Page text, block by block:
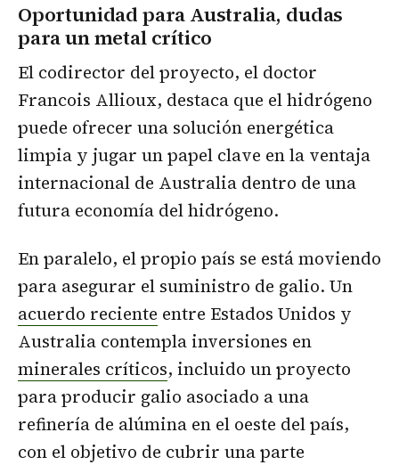
Oportunidad para Australia, dudas
para un metal crítico
El codirector del proyecto, el doctor
Francois Allioux, destaca que el hidrógeno
puede ofrecer una solución energética
limpia y jugar un papel clave en la ventaja
internacional de Australia dentro de una
futura economía del hidrógeno.
En paralelo, el propio país se está moviendo
para asegurar el suministro de galio. Un
acuerdo reciente entre Estados Unidos y
Australia contempla inversiones en
minerales críticos, incluido un proyecto
para producir galio asociado a una
refinería de alúmina en el oeste del país,
con el objetivo de cubrir una parte